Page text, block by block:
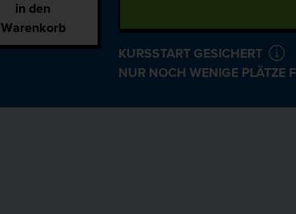
in den
Warenkorb
KURSSTART GESICHERT
NUR NOCH WENIGE PLÄTZE